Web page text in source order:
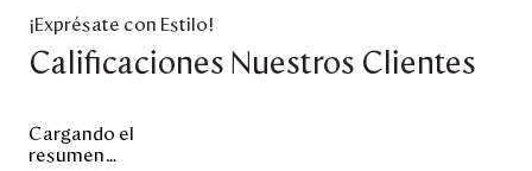
¡Exprésate con Estilo!
Calificaciones Nuestros Clientes
Cargando el
resumen…